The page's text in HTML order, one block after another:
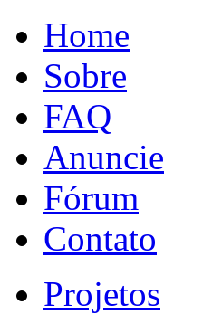
Home
Sobre
FAQ
Anuncie
Fórum
Contato
Projetos